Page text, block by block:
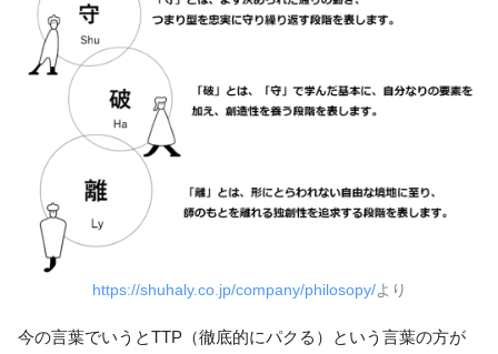
https://shuhaly.co.jp/company/philosopy/より
今の言葉でいうとTTP（徹底的にパクる）という言葉の方が